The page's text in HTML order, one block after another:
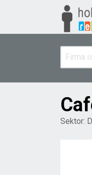
Sektor: